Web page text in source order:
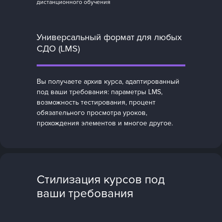
дистанционного обучения
Универсальный формат для любых
СДО (LMS)
Вы получаете архив курса, адаптированный
под ваши требования: параметры LMS,
возможность тестирования, процент
обязательного просмотра уроков,
прохождения элементов и многое другое.
Стилизация курсов под
ваши требования